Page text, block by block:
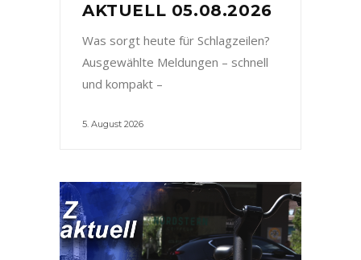
AKTUELL 05.08.2026
Was sorgt heute für Schlagzeilen?
Ausgewählte Meldungen – schnell
und kompakt –
5. August 2026